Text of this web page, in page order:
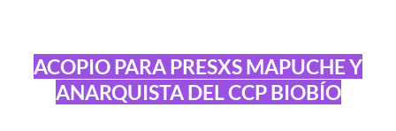
ACOPIO PARA PRESXS MAPUCHE Y
ANARQUISTA DEL CCP BIOBÍO